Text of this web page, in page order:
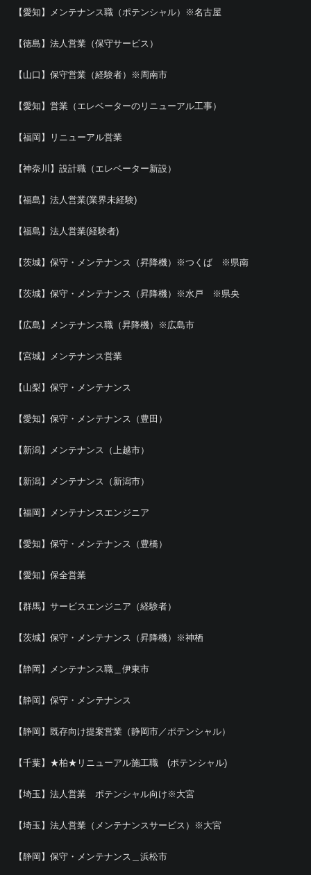
【愛知】メンテナンス職（ポテンシャル）※名古屋
【徳島】法人営業（保守サービス）
【山口】保守営業（経験者）※周南市
【愛知】営業（エレベーターのリニューアル工事）
【福岡】リニューアル営業
【神奈川】設計職（エレベーター新設）
【福島】法人営業(業界未経験)
【福島】法人営業(経験者)
【茨城】保守・メンテナンス（昇降機）※つくば ※県南
【茨城】保守・メンテナンス（昇降機）※水戸 ※県央
【広島】メンテナンス職（昇降機）※広島市
【宮城】メンテナンス営業
【山梨】保守・メンテナンス
【愛知】保守・メンテナンス（豊田）
【新潟】メンテナンス（上越市）
【新潟】メンテナンス（新潟市）
【福岡】メンテナンスエンジニア
【愛知】保守・メンテナンス（豊橋）
【愛知】保全営業
【群馬】サービスエンジニア（経験者）
【茨城】保守・メンテナンス（昇降機）※神栖
【静岡】メンテナンス職＿伊東市
【静岡】保守・メンテナンス
【静岡】既存向け提案営業（静岡市／ポテンシャル）
【千葉】★柏★リニューアル施工職 (ポテンシャル)
【埼玉】法人営業 ポテンシャル向け※大宮
【埼玉】法人営業（メンテナンスサービス）※大宮
【静岡】保守・メンテナンス＿浜松市